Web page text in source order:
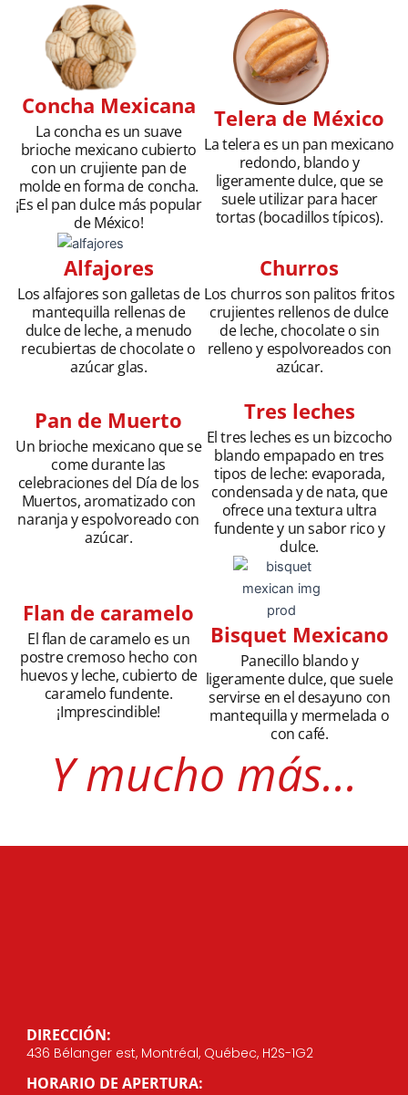
Concha Mexicana
La concha es un suave
brioche mexicano cubierto
con un crujiente pan de
molde en forma de concha.
¡Es el pan dulce más popular
de México!
Telera de México
La telera es un pan mexicano
redondo, blando y
ligeramente dulce, que se
suele utilizar para hacer
tortas (bocadillos típicos).
Alfajores
Los alfajores son galletas de
mantequilla rellenas de
dulce de leche, a menudo
recubiertas de chocolate o
azúcar glas.
Churros
Los churros son palitos fritos
crujientes rellenos de dulce
de leche, chocolate o sin
relleno y espolvoreados con
azúcar.
Pan de Muerto
Un brioche mexicano que se
come durante las
celebraciones del Día de los
Muertos, aromatizado con
naranja y espolvoreado con
azúcar.
Tres leches
El tres leches es un bizcocho
blando empapado en tres
tipos de leche: evaporada,
condensada y de nata, que
ofrece una textura ultra
fundente y un sabor rico y
dulce.
Flan de caramelo
El flan de caramelo es un
postre cremoso hecho con
huevos y leche, cubierto de
caramelo fundente.
¡Imprescindible!
Bisquet Mexicano
Panecillo blando y
ligeramente dulce, que suele
servirse en el desayuno con
mantequilla y mermelada o
con café.
Y mucho más...
DIRECCIÓN:
436 Bélanger est, Montréal, Québec, H2S-1G2
HORARIO DE APERTURA: